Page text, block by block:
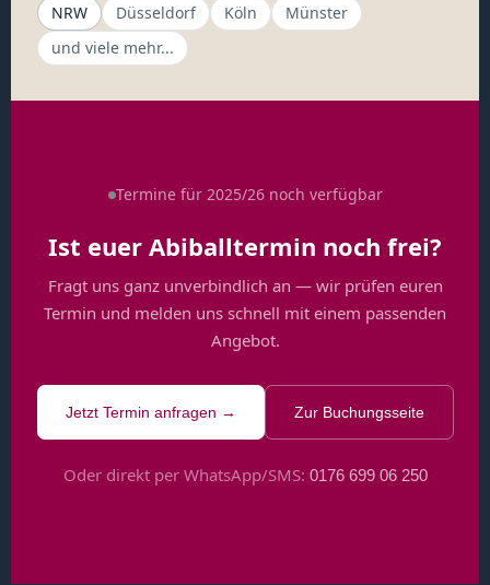
NRW
Düsseldorf Köln
Münster
und viele mehr...
Termine für 2025/26 noch verfügbar
Ist euer Abiballtermin noch frei?
Fragt uns ganz unverbindlich an — wir prüfen euren
Termin und melden uns schnell mit einem passenden
Angebot.
Jetzt Termin anfragen → Zur Buchungsseite
Oder direkt per WhatsApp/SMS: 0176 699 06 250